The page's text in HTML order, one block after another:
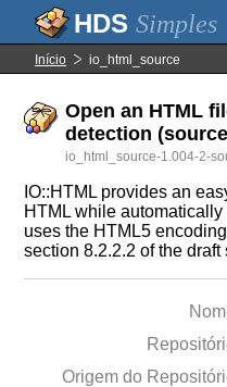
Simples
Início io_html_source
Open an HTML
detection
io_html_source-1.004-2-
IO::HTML provides an
HTML while
uses the HTML5
section 8.2.2.2 of the draft
Origem do